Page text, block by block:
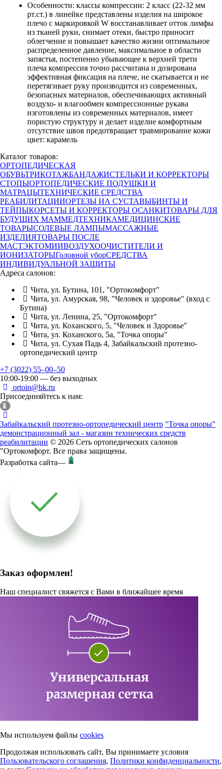
Особенности: классы компрессии: 2 класс (22-32 мм
рт.ст.) в линейке представлены изделия на широкое
плечо с маркировкой W восстанавливает отток лимфы
из тканей руки, снимает отеки, быстро приносит
облегчение и повышает качество жизни оптимальное
распределенное давление, максимальное в области
запястья, постепенно убывающее к верхней трети
плеча компрессия точно рассчитана и дозирована
эффективная фиксация на плече, не скатывается и не
перетягивает руку производится из современных,
безопасных материалов, обеспечивающих активный
воздухо- и влагообмен компрессионные рукава
изготовлены из современных материалов, имеет
пористую структуру и делает изделие комфортным
отсутствие швов предотвращает травмирование кожи
цвет: карамель
Каталог товаров:
ОРТОПЕДИЧЕСКАЯ
ОБУВЬТРИКОТАЖБАНДАЖИСТЕЛЬКИ И КОРРЕКТОРЫ
СТОПЫОРТОПЕДИЧЕСКИЕ ПОДУШКИ И
МАТРАЦЫТЕХНИЧЕСКИЕ СРЕДСТВА
РЕАБИЛИТАЦИИОРТЕЗЫ НА СУСТАВЫБИНТЫ И
ТЕЙПЫКОРСЕТЫ И КОРРЕКТОРЫ ОСАНКИТОВАРЫ ДЛЯ
БУДУЩИХ МАММЕДТЕХНИКАМЕДИЦИНСКИЕ
ТОВАРЫСОЛЕВЫЕ ЛАМПЫМАССАЖНЫЕ
ИЗДЕЛИЯТОВАРЫ ПОСЛЕ
МАСТЭКТОМИИВОЗДУХООЧИСТИТЕЛИ И
ИОНИЗАТОРЫГоловной уборСРЕДСТВА
ИНДИВИДУАЛЬНОЙ ЗАЩИТЫ
Адреса салонов:
Чита, ул. Бутина, 101, "Ортокомфорт"
Чита, ул. Амурская, 98, "Человек и здоровье" (вход с
Бутина)
Чита, ул. Ленина, 25, "Ортокомфорт"
Чита, ул. Коханского, 5, "Человек и Здоровье"
Чита, ул. Коханского, 5а, "Точка опоры"
Чита, ул. Сухая Падь 4, Забайкальский протезно-
ортопедический центр
+7 (3022) 55‒00‒50
10:00-19:00 — без выходных
ortoin@bk.ru
Присоединяйтесь к нам:
Забайкальский протезно-ортопедический центр "Точка опоры"
демонстрационный зал - магазин технических средств
реабилитации © 2026 Сеть ортопедических салонов
"Ортокомфорт. Все права защищены.
Разработка сайта—
Заказ оформлен!
Наш специалист свяжется с Вами в ближайшее время
Мы используем файлы cookies
Продолжая использовать сайт, Вы принимаете условия
Пользовательского соглашения, Политики конфиденциальности,